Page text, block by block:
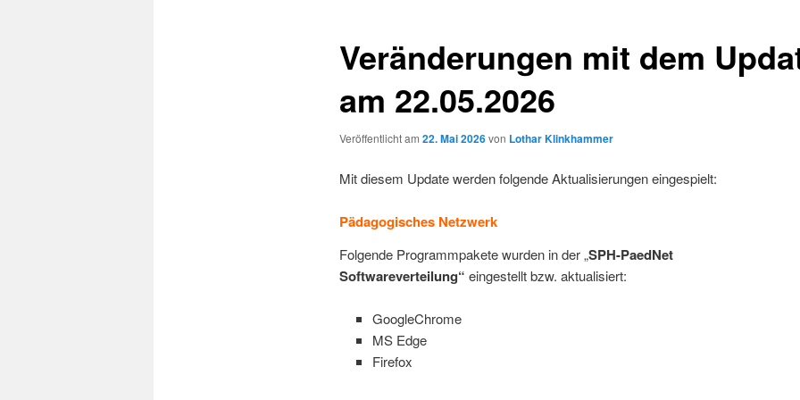
Veränderungen mit dem
am 22.05.2026
Veröffentlicht am 22. Mai 2026von Lothar Klinkhammer
Mit diesem Update werden folgende Aktualisierungen eingespielt:
Pädagogisches Netzwerk
Folgende Programmpakete wurden in der „SPH-PaedNet
Softwareverteilung“ eingestellt bzw. aktualisiert:
GoogleChrome
MS Edge
Firefox